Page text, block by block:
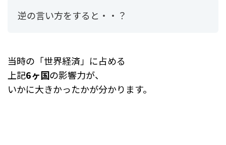
逆の言い方をすると・・？
当時の「世界経済」に占める
上記6ヶ国の影響力が、
いかに大きかったかが分かります。